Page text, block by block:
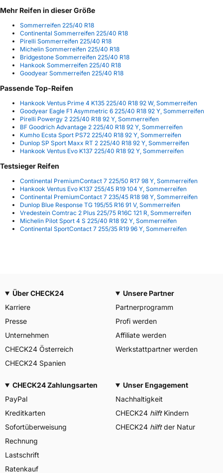
Mehr Reifen in dieser Größe
Sommerreifen 225/40 R18
Continental Sommerreifen 225/40 R18
Pirelli Sommerreifen 225/40 R18
Michelin Sommerreifen 225/40 R18
Bridgestone Sommerreifen 225/40 R18
Hankook Sommerreifen 225/40 R18
Goodyear Sommerreifen 225/40 R18
Passende Top-Reifen
Hankook Ventus Prime 4 K135 225/40 R18 92 W, Sommerreifen
Goodyear Eagle F1 Asymmetric 6 225/40 R18 92 Y, Sommerreifen
Pirelli Powergy 2 225/40 R18 92 Y, Sommerreifen
BF Goodrich Advantage 2 225/40 R18 92 Y, Sommerreifen
Kumho Ecsta Sport PS72 225/40 R18 92 Y, Sommerreifen
Dunlop SP Sport Maxx RT 2 225/40 R18 92 Y, Sommerreifen
Hankook Ventus Evo K137 225/40 R18 92 Y, Sommerreifen
Testsieger Reifen
Continental PremiumContact 7 225/50 R17 98 Y, Sommerreifen
Hankook Ventus Evo K137 255/45 R19 104 Y, Sommerreifen
Continental PremiumContact 7 235/45 R18 98 Y, Sommerreifen
Dunlop Blue Response TG 195/55 R16 91 V, Sommerreifen
Vredestein Comtrac 2 Plus 225/75 R16C 121 R, Sommerreifen
Michelin Pilot Sport 4 S 225/40 R18 92 Y, Sommerreifen
Continental SportContact 7 255/35 R19 96 Y, Sommerreifen
Über CHECK24
Karriere
Presse
Unternehmen
CHECK24 Österreich
CHECK24 Spanien
Unsere Partner
Partnerprogramm
Profi werden
Affiliate werden
Werkstattpartner werden
CHECK24 Zahlungsarten
PayPal
Kreditkarten
Sofortüberweisung
Rechnung
Lastschrift
Ratenkauf
Unser Engagement
Nachhaltigkeit
CHECK24 hilftKindern
CHECK24 hilftder Natur